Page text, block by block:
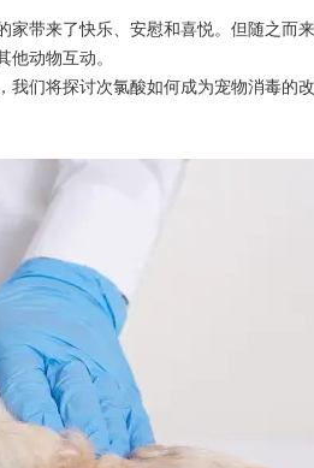
带来了快乐、安慰和喜悦。但随之而
动物互动。
们将探讨次氯酸如何成为宠物消毒的